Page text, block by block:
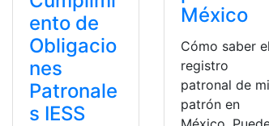
ento de
Obligacio
nes
Patronale
s IESS
México
Cómo saber el
registro
patronal de mi
patrón en